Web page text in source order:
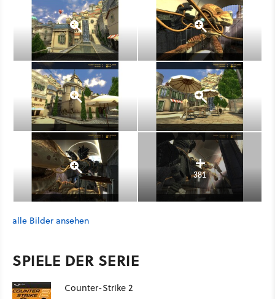
381
alle Bilder ansehen
SPIELE DER SERIE
Counter-Strike 2